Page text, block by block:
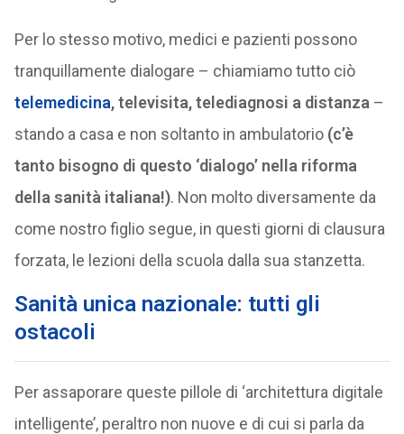
Per lo stesso motivo, medici e pazienti possono
tranquillamente dialogare – chiamiamo tutto ciò
telemedicina, televisita, telediagnosi a distanza –
stando a casa e non soltanto in ambulatorio (c’è
tanto bisogno di questo ‘dialogo’ nella riforma
della sanità italiana!). Non molto diversamente da
come nostro figlio segue, in questi giorni di clausura
forzata, le lezioni della scuola dalla sua stanzetta.
Sanità unica nazionale: tutti gli
ostacoli
Per assaporare queste pillole di ‘architettura digitale
intelligente’, peraltro non nuove e di cui si parla da